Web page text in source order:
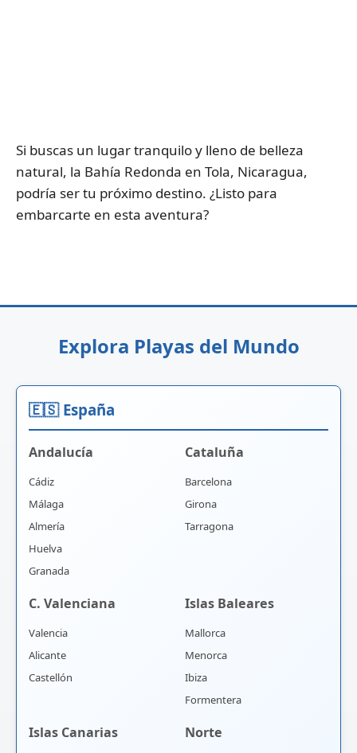
Si buscas un lugar tranquilo y lleno de belleza
natural, la Bahía Redonda en Tola, Nicaragua,
podría ser tu próximo destino. ¿Listo para
embarcarte en esta aventura?
Explora Playas del Mundo
🇪🇸 España
Andalucía
Cádiz
Málaga
Almería
Huelva
Granada
Cataluña
Barcelona
Girona
Tarragona
C. Valenciana
Valencia
Alicante
Castellón
Islas Baleares
Mallorca
Menorca
Ibiza
Formentera
Islas Canarias Norte